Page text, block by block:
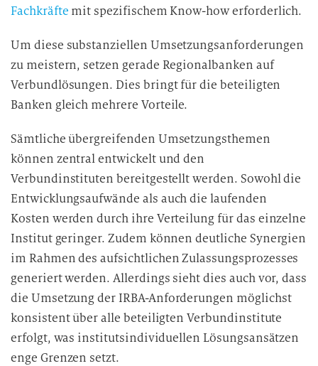
Fachkräfte mit spezifischem Know-how erforderlich.
Um diese substanziellen Umsetzungsanforderungen
zu meistern, setzen gerade Regionalbanken auf
Verbundlösungen. Dies bringt für die beteiligten
Banken gleich mehrere Vorteile.
Sämtliche übergreifenden Umsetzungsthemen
können zentral entwickelt und den
Verbundinstituten bereitgestellt werden. Sowohl die
Entwicklungsaufwände als auch die laufenden
Kosten werden durch ihre Verteilung für das einzelne
Institut geringer. Zudem können deutliche Synergien
im Rahmen des aufsichtlichen Zulassungsprozesses
generiert werden. Allerdings sieht dies auch vor, dass
die Umsetzung der IRBA-Anforderungen möglichst
konsistent über alle beteiligten Verbundinstitute
erfolgt, was institutsindividuellen Lösungsansätzen
enge Grenzen setzt.